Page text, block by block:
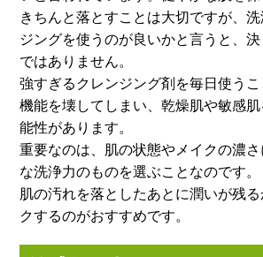
きちんと落とすことは大切ですが、
ジングを使うのが良いかと言うと、
ではありません。
強すぎるクレンジング剤を毎日使う
機能を壊してしまい、乾燥肌や敏感
能性があります。
重要なのは、肌の状態やメイクの濃
な洗浄力のものを選ぶことなのです。
肌の汚れを落としたあとに潤いが残
クするのがおすすめです。